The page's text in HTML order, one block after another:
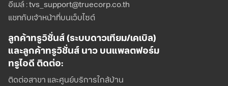
อีเมล์ : tvs_support@truecorp.co.th
แชทกับเจ้าหน้าที่บนเว็บไซต์
ลูกค้าทรูวิชั่นส์ (ระบบดาวเทียม/เคเบิล)
และลูกค้าทรูวิชั่นส์ นาว บนแพลตฟอร์ม
ทรูไอดี ติดต่อ:
ติดต่อสาขา และศูนย์บริการใกล้บ้าน